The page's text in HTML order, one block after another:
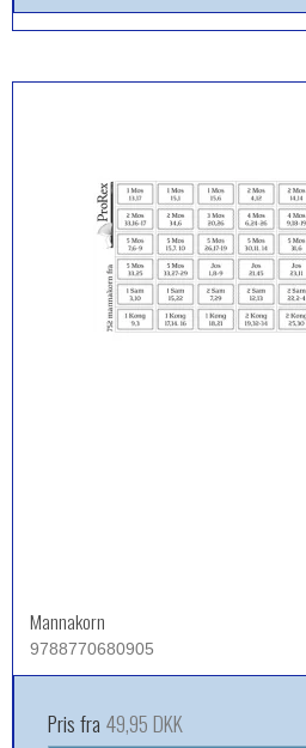
Mannakorn
9788770680905
Pris fra 49,95 DKK